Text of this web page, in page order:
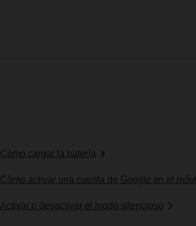
Cómo cargar la batería
Cómo activar una cuenta de Google en el móvil
Activar o desactivar el modo silencioso